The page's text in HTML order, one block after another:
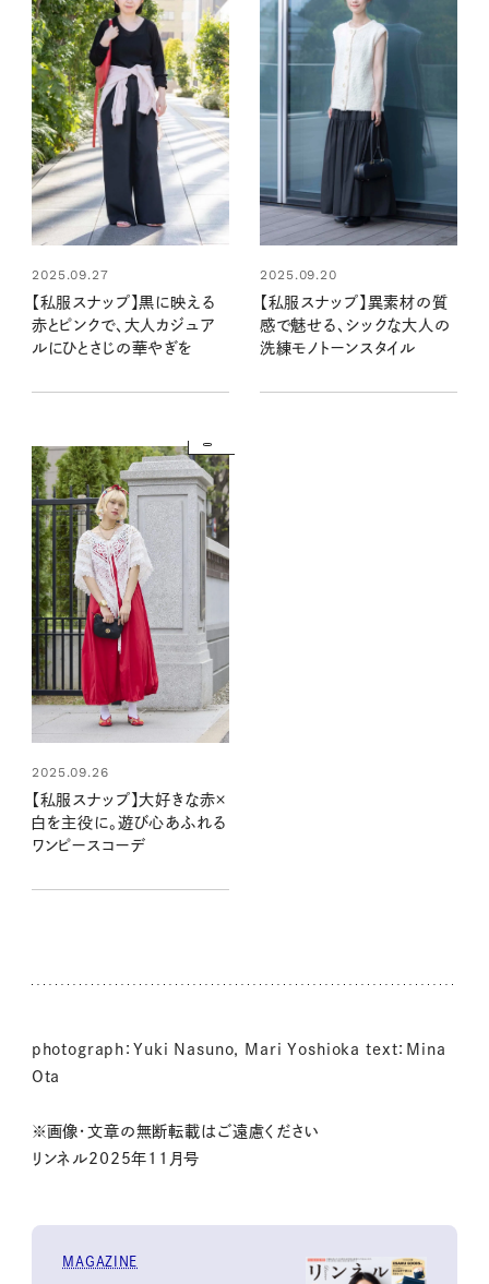
2025.09.27
【私服スナップ】黒に映える
赤とピンクで、大人カジュア
ルにひとさじの華やぎを
2025.09.20
【私服スナップ】異素材の質
感で魅せる、シックな大人の
洗練モノトーンスタイル
2025.09.26
【私服スナップ】大好きな赤×
白を主役に。遊び心あふれる
ワンピースコーデ
photograph：Yuki Nasuno, Mari Yoshioka text：Mina
Ota
※画像・文章の無断転載はご遠慮ください
リンネル2025年11月号
MAGAZINE